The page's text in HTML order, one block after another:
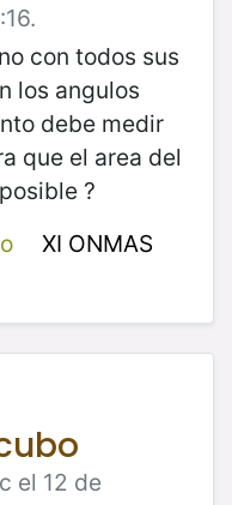
con todos sus
los angulos
debe medir
que el area del
?
XI ONMAS
el 12 de